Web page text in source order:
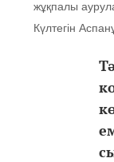
жұқпалы
Күлтегін